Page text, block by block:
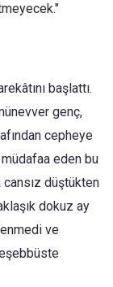
başlattı.
genç,
cepheye
müdafaa eden bu
düştükten
dokuz ay
ve